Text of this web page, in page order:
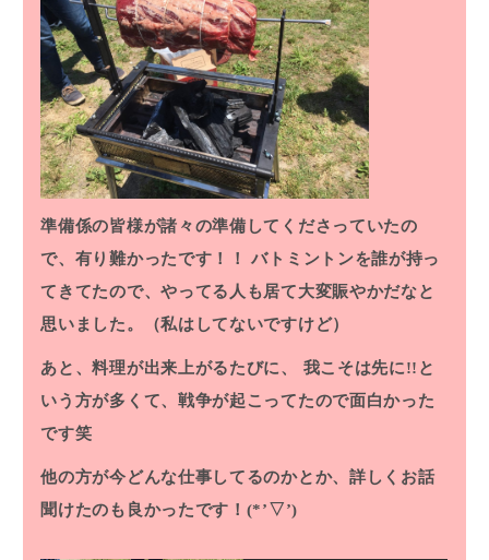
準備係の皆様が諸々の準備してくださっていたの
で、有り難かったです！！
バトミントンを誰が持っ
てきてたので、やってる人も居て大変賑やかだなと
思いました。（私はしてないですけど）
あと、料理が出来上がるたびに、
我こそは先に!!と
いう方が多くて、戦争が起こってたので面白かった
です笑
他の方が今どんな仕事してるのかとか、詳しくお話
聞けたのも良かったです！(*’▽’)